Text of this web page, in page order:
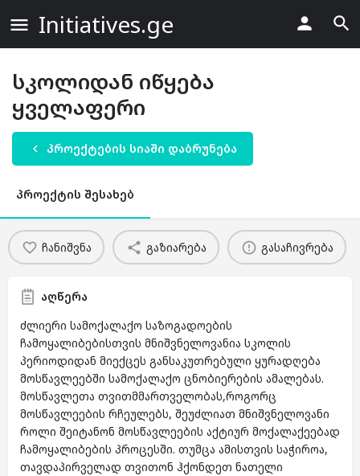
Initiatives.ge
სკოლიდან იწყება
ყველაფერი
პროექტების სიაში დაბრუნება
პროექტის შესახებ
ჩანიშვნა გაზიარება გასაჩივრება
აღწერა
ძლიერი სამოქალაქო საზოგადოების
ჩამოყალიბებისთვის მნიშვნელოვანია სკოლის
პერიოდიდან მიექცეს განსაკუთრებული ყურადღება
მოსწავლეებში სამოქალაქო ცნობიერების ამალებას.
მოსწავლეთა თვითმმართველობას,როგორც
მოსწავლეების რჩეულებს, შეუძლიათ მნიშვნელოვანი
როლი შეიტანონ მოსწავლეების აქტიურ მოქალაქეებად
ჩამოყალიბების პროცესში. თუმცა ამისთვის საჭიროა,
თავდაპირველად თვითონ ჰქონდეთ ნათელი